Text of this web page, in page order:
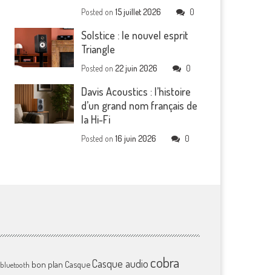
Posted on15 juillet 2026 0
Solstice : le nouvel esprit
Triangle
Posted on22 juin 2026 0
Davis Acoustics : l’histoire
d’un grand nom français de
la Hi-Fi
Posted on16 juin 2026 0
bluetooth bon plan CasqueCasque audio cobra